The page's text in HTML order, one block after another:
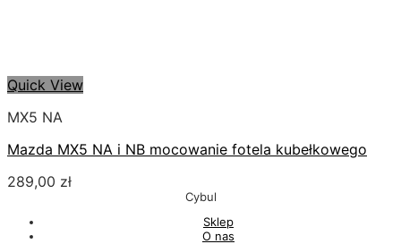
Quick View
MX5 NA
Mazda MX5 NA i NB mocowanie fotela kubełkowego
289,00 zł
Cybul
Sklep
O nas